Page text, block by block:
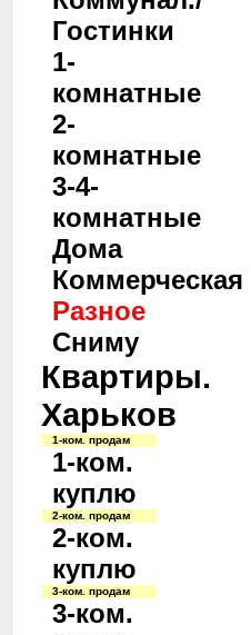
Гостинки
1-
комнатные
2-
комнатные
3-4-
комнатные
Дома
Коммерческая
Разное
Сниму
Квартиры.
Харьков
1-ком. продам
1-ком.
куплю
2-ком. продам
2-ком.
куплю
3-ком. продам
3-ком.